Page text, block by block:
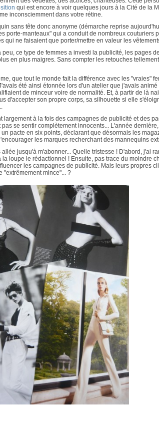
qui est encore à voir quelques jours à la Cité de la
inconsciemment dans votre rétine.
sans tête donc anonyme (démarche reprise
porte-manteaux" qui a conduit de nombreux couturiers
qui ne faisaient que porter/mettre en valeur les
ce type de femmes a investi la publicité, les pages
en plus maigres. Sans compter les retouches
que tout le monde fait la différence avec les "vraies"
été ainsi étonnée lors d'un atelier que j'avais
de minceur voire de normalité. Et, à partir de là
d'accepter son propre corps, sa silhouette si elle
à la fois des campagnes de publicité et des
se sentir complètement innocents... L'année
un pacte en six points, déclarant que désormais les
les marques recherchant des mannequins
jusqu'à m'abonner... Quelle tristesse ! D'abord, j'ai
loupe le rédactionnel ! Ensuite, pas trace du moindre
les campagnes de publicité. Mais leurs propres
"extrêmement mince"... ?